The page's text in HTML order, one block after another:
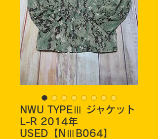
NWU TYPEⅢ ジャケット
L-R 2014年
USED【NⅢB064】